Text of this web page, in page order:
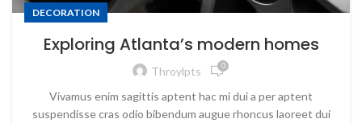
DECORATION
Exploring Atlanta’s modern homes
Throylpts 0
Vivamus enim sagittis aptent hac mi dui a per aptent
suspendisse cras odio bibendum augue rhoncus laoreet dui